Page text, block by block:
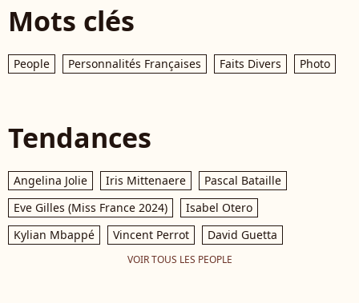
Mots clés
People Personnalités Françaises Faits Divers Photo
Tendances
Angelina Jolie Iris Mittenaere
Pascal Bataille
Eve Gilles (Miss France 2024)
Isabel Otero
Kylian Mbappé
Vincent Perrot David Guetta
VOIR TOUS LES PEOPLE